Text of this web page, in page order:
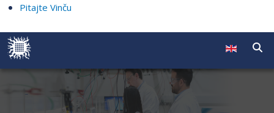
Pitajte Vinču